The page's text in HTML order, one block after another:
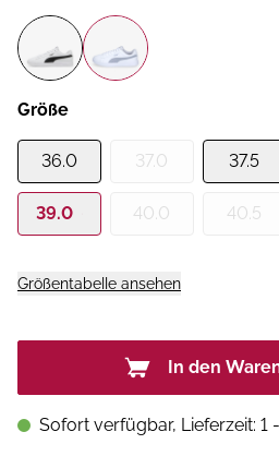
Größe
36.0 37.0 37.5
39.0 40.0 40.5
Größentabelle ansehen
In den
Sofort verfügbar, Lieferzeit: 1